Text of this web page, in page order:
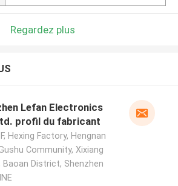
Regardez plus
Lefan Electronics
profil du fabricant
Hexing Factory, Hengnan
Community, Xixiang
Baoan District, Shenzhen